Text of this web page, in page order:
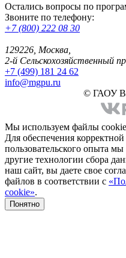
Остались вопросы по
Звоните по телефону:
+7 (800) 222 08 30
129226, Москва,
2-й Сельскохозяйственный
+7 (499) 181 24 62
info@mgpu.ru
© ГАОУ
Мы используем файлы cookie
Для обеспечения
пользовательского опыта
другие технологии сбора
наш сайт, вы даете свое
файлов в соответствии с
cookie».
Понятно